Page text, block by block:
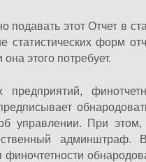
подавать этот Отчет в
статистических форм
этого потребует.
управлении. При